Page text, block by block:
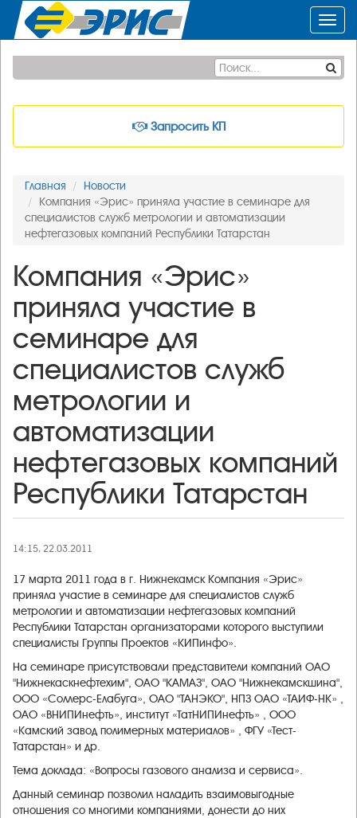
Запросить КП
Главная
Новости
Компания «Эрис» приняла участие в семинаре для
специалистов служб метрологии и автоматизации
нефтегазовых компаний Республики Татарстан
Компания «Эрис»
приняла участие в
семинаре для
специалистов служб
метрологии и
автоматизации
нефтегазовых компаний
Республики Татарстан
14:15, 22.03.2011
17 марта 2011 года в г. Нижнекамск Компания «Эрис»
приняла участие в семинаре для специалистов служб
метрологии и автоматизации нефтегазовых компаний
Республики Татарстан организаторами которого выступили
специалисты Группы Проектов «КИПинфо».
На семинаре присутствовали представители компаний ОАО
"Нижнекаскнефтехим", ОАО "КАМАЗ", ОАО "Нижнекамскшина",
ООО «Соллерс-Елабуга», ОАО "ТАНЭКО", НПЗ ОАО «ТАИФ-НК» ,
ОАО «ВНИПИнефть», институт «ТатНИПИнефть» , ООО
«Камский завод полимерных материалов» , ФГУ «Тест-
Татарстан» и др.
Тема доклада: «Вопросы газового анализа и сервиса».
Данный семинар позволил наладить взаимовыгодные
отношения со многими компаниями, донести до них